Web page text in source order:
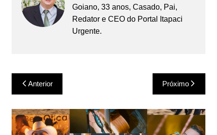
Goiano, 33 anos, Casado, Pai,
Redator e CEO do Portal Itapaci
Urgente.
Navegação
de
Post
Anterior Próximo